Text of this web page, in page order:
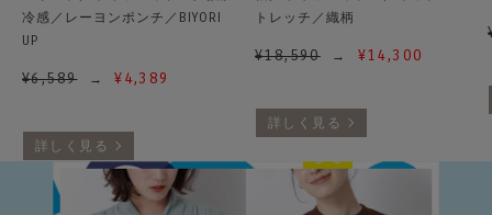
冷感／レーヨンポンチ／BIYORI
UP
¥6,589 ¥4,389
詳しく見る
トレッチ／織柄
¥18,590 ¥14,300
詳しく見る